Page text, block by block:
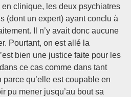
clinique, les deux psychiatres
(dont un expert) ayant conclu à
Il n’y avait donc aucune
Pourtant, on est allé la
bien une justice faite pour les
ce cas comme dans tant
parce qu’elle est coupable en
pu mener jusqu’au bout sa